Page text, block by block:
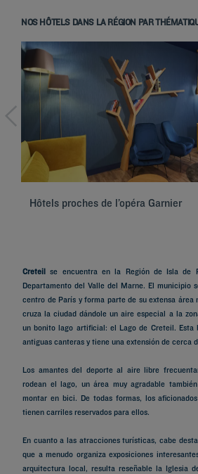
NOS HÔTELS DANS LA RÉGION PAR
Hôtels proches de l’opéra Garnier
Creteil se encuentra en la Región de Isla de
Departamento del Valle del Marne. El municipio
centro de París y forma parte de su extensa
cruza la ciudad dándole un aire especial a la
un bonito lago artificial: el Lago de Creteil. Esta
antiguas canteras y tiene una extensión de cerca
Los amantes del deporte al aire libre
rodean el lago, un área muy agradable
montar en bici. De todas formas, los
tienen carriles reservados para ellos.
En cuanto a las atracciones turísticas, cabe
que a menudo organiza exposiciones
arquitectura local, resulta reseñable la Iglesia